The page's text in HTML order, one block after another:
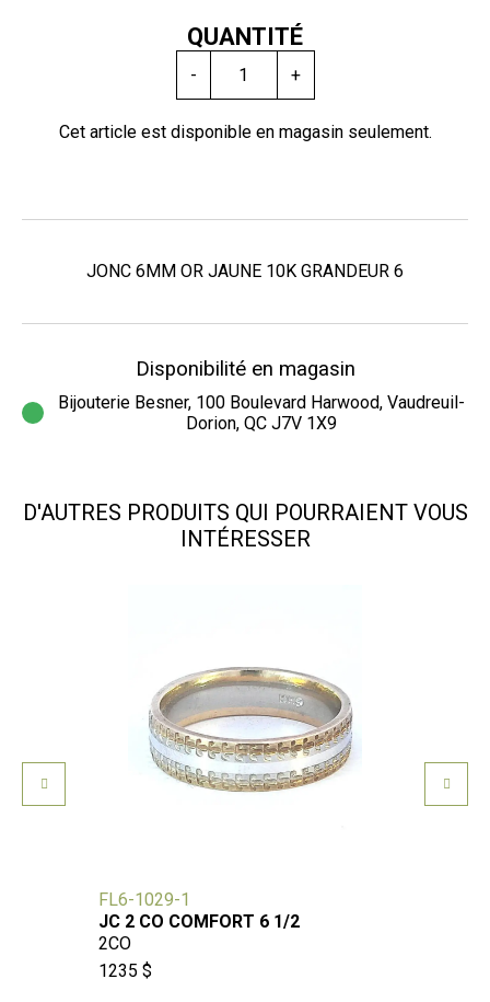
QUANTITÉ
- +
Cet article est disponible en magasin seulement.
JONC 6MM OR JAUNE 10K GRANDEUR 6
Disponibilité en magasin
Bijouterie Besner, 100 Boulevard Harwood, Vaudreuil-
Dorion, QC J7V 1X9
D'AUTRES PRODUITS QUI POURRAIENT VOUS
INTÉRESSER
FL6-1029-1
JC 2 CO COMFORT 6 1/2
2CO
1235 $